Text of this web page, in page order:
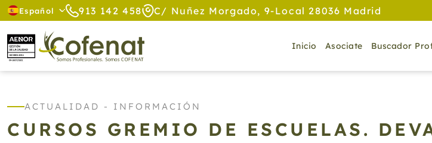
Español 913 142 458 C/ Nuñez Morgado, 9-Local 28036 Madrid
Inicio Asociate Buscador
ACTUALIDAD - INFORMACIÓN
CURSOS GREMIO DE ESCUELAS.